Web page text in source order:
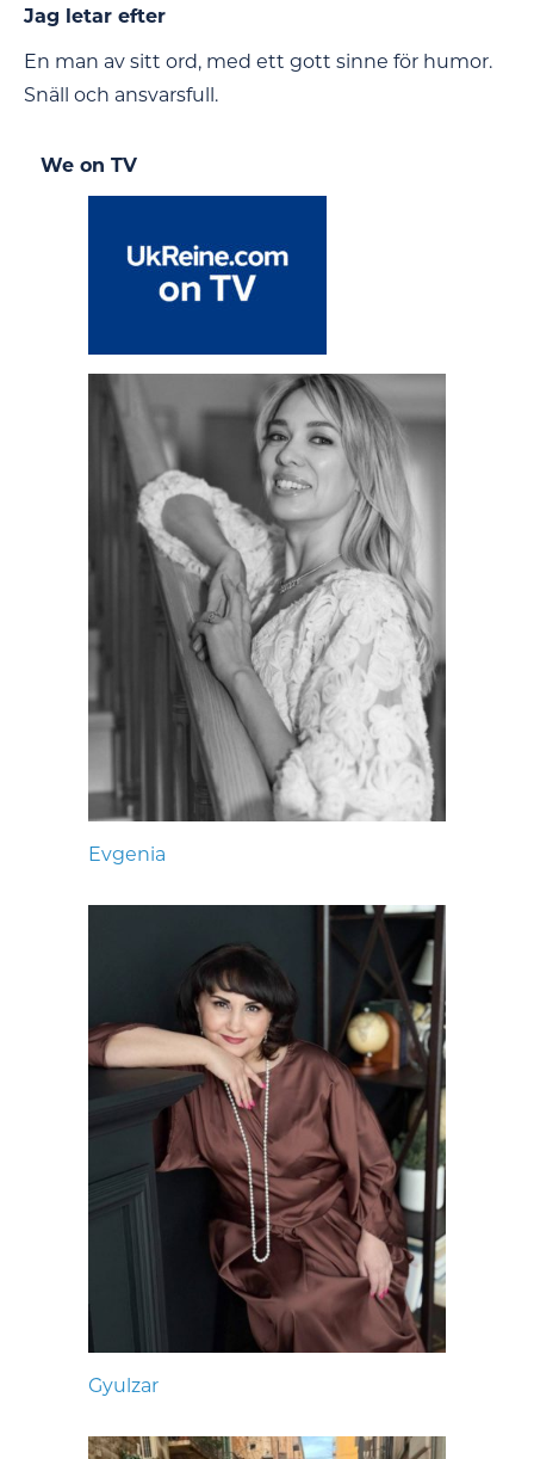
Jag letar efter
En man av sitt ord, med ett gott sinne för humor.
Snäll och ansvarsfull.
We on TV
Evgenia
Gyulzar